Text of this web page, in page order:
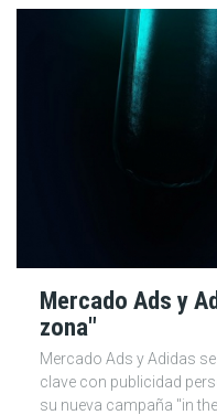
Mercado Ads y
zona"
Mercado Ads y Adidas
clave con publicidad
su nueva campaña "in